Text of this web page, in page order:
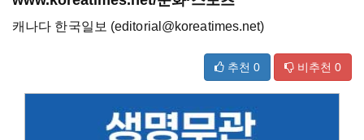
캐나다 한국일보 (editorial@koreatimes.net)
추천 0 비추천 0